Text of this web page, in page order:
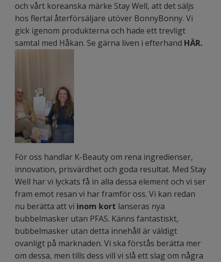
och vårt koreanska märke Stay Well, att det säljs
hos flertal återförsäljare utöver BonnyBonny. Vi
gick igenom produkterna och hade ett trevligt
samtal med Håkan. Se gärna liven i efterhand HÄR.
För oss handlar K-Beauty om rena ingredienser,
innovation, prisvärdhet och goda resultat. Med Stay
Well har vi lyckats få in alla dessa element och vi ser
fram emot resan vi har framför oss. Vi kan redan
nu berätta att vi inom kort lanseras nya
bubbelmasker utan PFAS. Känns fantastiskt,
bubbelmasker utan detta innehåll är väldigt
ovanligt på marknaden. Vi ska förstås berätta mer
om dessa, men tills dess vill vi slå ett slag om några